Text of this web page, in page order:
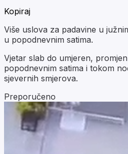
Kopiraj
Više uslova za padavine u
u popodnevnim satima.
Vjetar slab do umjeren,
popodnevnim satima i tokom
sjevernih smjerova.
Preporučeno